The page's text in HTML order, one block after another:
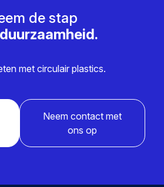
de stap
duurzaamheid.
met circulair plastics.
Neem contact met
ons op